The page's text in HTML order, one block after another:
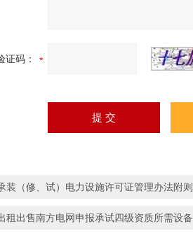
证码：
装（修、试）电力设施许可证管理办法附则
租出售南方电网申报承试四级资质所需设备